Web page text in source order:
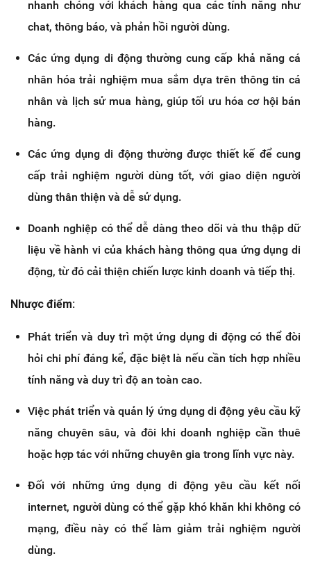
nhanh chóng với khách hàng qua các tính năng như
chat, thông báo, và phản hồi người dùng.
Các ứng dụng di động thường cung cấp khả năng cá
nhân hóa trải nghiệm mua sắm dựa trên thông tin cá
nhân và lịch sử mua hàng, giúp tối ưu hóa cơ hội bán
hàng.
Các ứng dụng di động thường được thiết kế để cung
cấp trải nghiệm người dùng tốt, với giao diện người
dùng thân thiện và dễ sử dụng.
Doanh nghiệp có thể dễ dàng theo dõi và thu thập dữ
liệu về hành vi của khách hàng thông qua ứng dụng di
động, từ đó cải thiện chiến lược kinh doanh và tiếp thị.
Nhược điểm:
Phát triển và duy trì một ứng dụng di động có thể đòi
hỏi chi phí đáng kể, đặc biệt là nếu cần tích hợp nhiều
tính năng và duy trì độ an toàn cao.
Việc phát triển và quản lý ứng dụng di động yêu cầu kỹ
năng chuyên sâu, và đôi khi doanh nghiệp cần thuê
hoặc hợp tác với những chuyên gia trong lĩnh vực này.
Đối với những ứng dụng di động yêu cầu kết nối
internet, người dùng có thể gặp khó khăn khi không có
mạng, điều này có thể làm giảm trải nghiệm người
dùng.